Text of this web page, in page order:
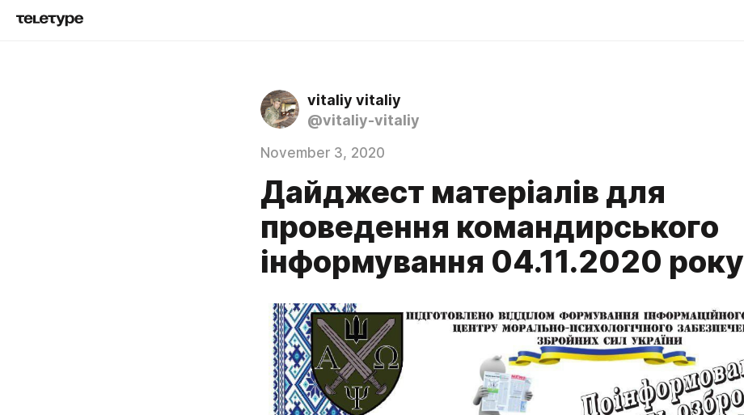
vitaliy vitaliy
@vitaliy-vitaliy
November 3, 2020
Дайджест матеріалів для
проведення командирського
інформування 04.11.2020 року